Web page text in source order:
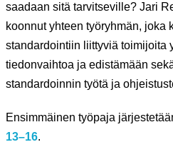
saadaan sitä tarvitseville? Jari
koonnut yhteen työryhmän, joka
standardointiin liittyviä toimijoita
tiedonvaihtoa ja edistämään
standardoinnin työtä ja
Ensimmäinen työpaja
13–16.